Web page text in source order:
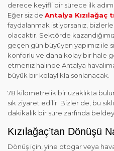
derece keyifli bir sürece ilk
Eğer siz de Antalya Kızılağaç
faydalanmak istiyorsanız,
olacaktır. Sektörde
geçen gün büyüyen yapımız ile
konforlu ve daha kolay bir hale
etmeniz halinde Antalya
büyük bir kolaylıkla sonlanacak.
78 kilometrelik bir uzaklıkta
sık ziyaret edilir. Bizler de, bu
dakikalık bir süre zarfında
Kızılağaç’tan Dönüşü
Dönüş için, yine otogar veya